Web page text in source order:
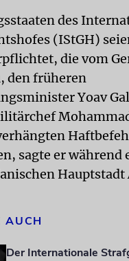
des
(IStGH)
die vom
den früheren
Yoav
sagte er während
Hauptstadt
AUCH
Der Internationale